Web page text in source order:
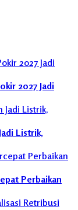
2027 Jadi
Listrik,
Perbaikan